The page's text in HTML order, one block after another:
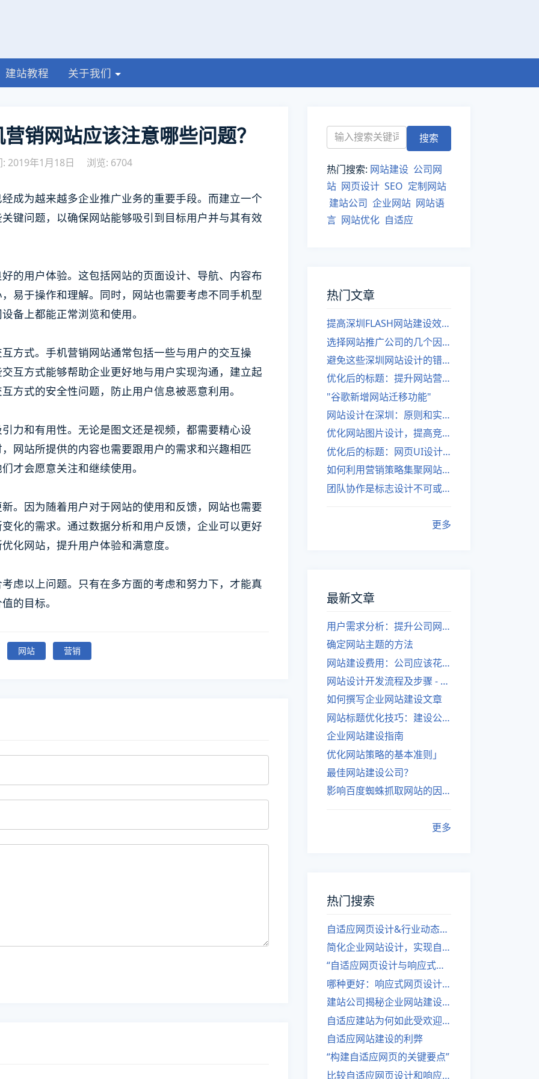
建站教程 关于我们
销网站应该注意哪些问题？
2019年1月18日 浏览: 6704
成为越来越多企业推广业务的重要手段。而建立一个
键问题，以确保网站能够吸引到目标用户并与其有效
的用户体验。这包括网站的页面设计、导航、内容布
易于操作和理解。同时，网站也需要考虑不同手机型
备上都能正常浏览和使用。
方式。手机营销网站通常包括一些与用户的交互操
互方式能够帮助企业更好地与用户实现沟通，建立起
方式的安全性问题，防止用户信息被恶意利用。
力和有用性。无论是图文还是视频，都需要精心设
网站所提供的内容也需要跟用户的需求和兴趣相匹
才会愿意关注和继续使用。
。因为随着用户对于网站的使用和反馈，网站也需要
化的需求。通过数据分析和用户反馈，企业可以更好
化网站，提升用户体验和满意度。
虑以上问题。只有在多方面的考虑和努力下，才能真
的目标。
网站 营销
热门搜索: 网站建设 公司网
站 网页设计 SEO 定制网站
建站公司 企业网站 网站语
言 网站优化 自适应
热门文章
提高深圳FLASH网站建设效率的建议
选择网站推广公司的几个因素
避免这些深圳网站设计的错误
优化后的标题：提升网站营销绩效的策略
"谷歌新增网站迁移功能"
网站设计在深圳：原则和实践
优化网站图片设计，提高竞争力
优化后的标题：网页UI设计与APP UI设计应用软件
如何利用营销策略集聚网站流量
团队协作是标志设计不可或缺的一部分
更多
最新文章
用户需求分析：提升公司网站建设效果
确定网站主题的方法
网站建设费用：公司应该花费多少？
网站设计开发流程及步骤 - 优化后的标题
如何撰写企业网站建设文章
网站标题优化技巧：建设公司的专业指导
企业网站建设指南
优化网站策略的基本准则」
最佳网站建设公司？
影响百度蜘蛛抓取网站的因素有哪些？
更多
热门搜索
自适应网页设计&行业动态，关注建站。
简化企业网站设计，实现自适应设计的方法
“自适应网页设计与响应式网站建设的异同”
哪种更好：响应式网页设计还是自适应网站？
建站公司揭秘企业网站建设核心原则
自适应建站为何如此受欢迎？
自适应网站建设的利弊
“构建自适应网页的关键要点”
比较自适应网页设计和响应式网站的差异